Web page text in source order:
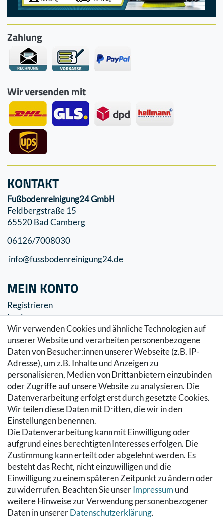
Zahlung
Wir versenden mit
Wir verwenden Cookies und ähnliche Technologien auf
unserer Website und verarbeiten personenbezogene
Daten von Besucher:innen unserer Webseite (z.B. IP-
Adresse), um z.B. Inhalte und Anzeigen zu
personalisieren, Medien von Drittanbietern einzubinden
oder Zugriffe auf unsere Website zu analysieren. Die
Datenverarbeitung erfolgt erst durch gesetzte Cookies.
Wir teilen diese Daten mit Dritten, die wir in den
Einstellungen benennen.
Die Datenverarbeitung kann mit Einwilligung oder
aufgrund eines berechtigten Interesses erfolgen. Die
Zustimmung kann erteilt oder abgelehnt werden. Es
besteht das Recht, nicht einzuwilligen und die
Einwilligung zu einem späteren Zeitpunkt zu ändern oder
zu widerrufen. Beachten Sie unserImpressum und
weitere Hinweise zur Verwendung personenbezogener
Daten in unsererDaten­schutz­erklärung.
KONTAKT
Fußbodenreinigung24 GmbH
Feldbergstraße 15
65520 Bad Camberg
06126/7008030
info@fussbodenreinigung24.de
MEIN KONTO
Registrieren
Login
SERVICE
Zahlung & Versand
Warenkorb
Zur Kasse
Hilfe
RECHTLICHES
Kontakt
Datenschutzerklärung
AGB
Impressum
Hinweise zur Batterieentsorgung
Widerrufs­recht